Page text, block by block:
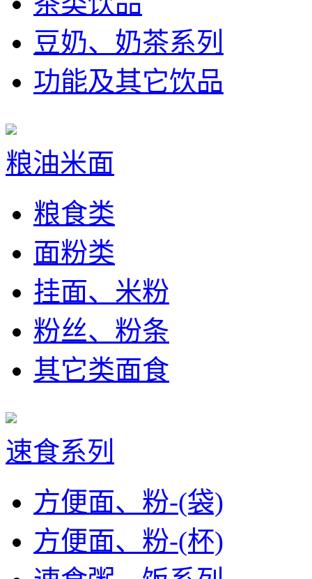
豆奶、奶茶系列
功能及其它饮品
粮油米面
粮食类
面粉类
挂面、米粉
粉丝、粉条
其它类面食
速食系列
方便面、粉-(袋)
方便面、粉-(杯)